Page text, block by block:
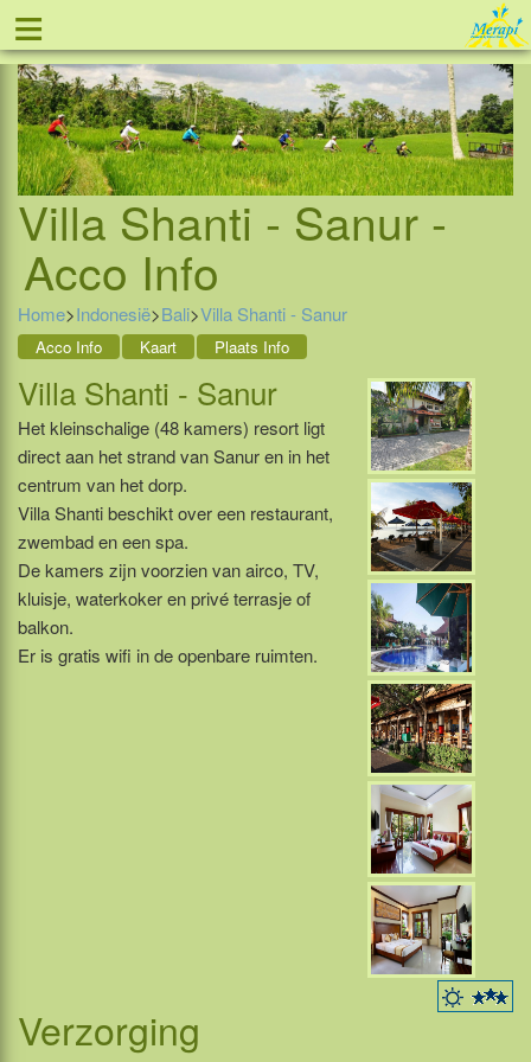
≡ Tel: 088 - 81 11 999
Villa Shanti - Sanur -
Acco Info
Home>Indonesië>Bali>Villa Shanti - Sanur
Acco Info Kaart Plaats Info
Villa Shanti - Sanur
Het kleinschalige (48 kamers) resort ligt
direct aan het strand van Sanur en in het
centrum van het dorp.
Villa Shanti beschikt over een restaurant,
zwembad en een spa.
De kamers zijn voorzien van airco, TV,
kluisje, waterkoker en privé terrasje of
balkon.
Er is gratis wifi in de openbare ruimten.
Verzorging